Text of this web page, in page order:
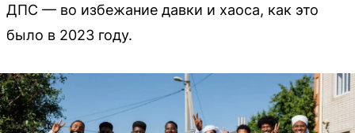
ДПС — во избежание давки и хаоса, как это
было в 2023 году.